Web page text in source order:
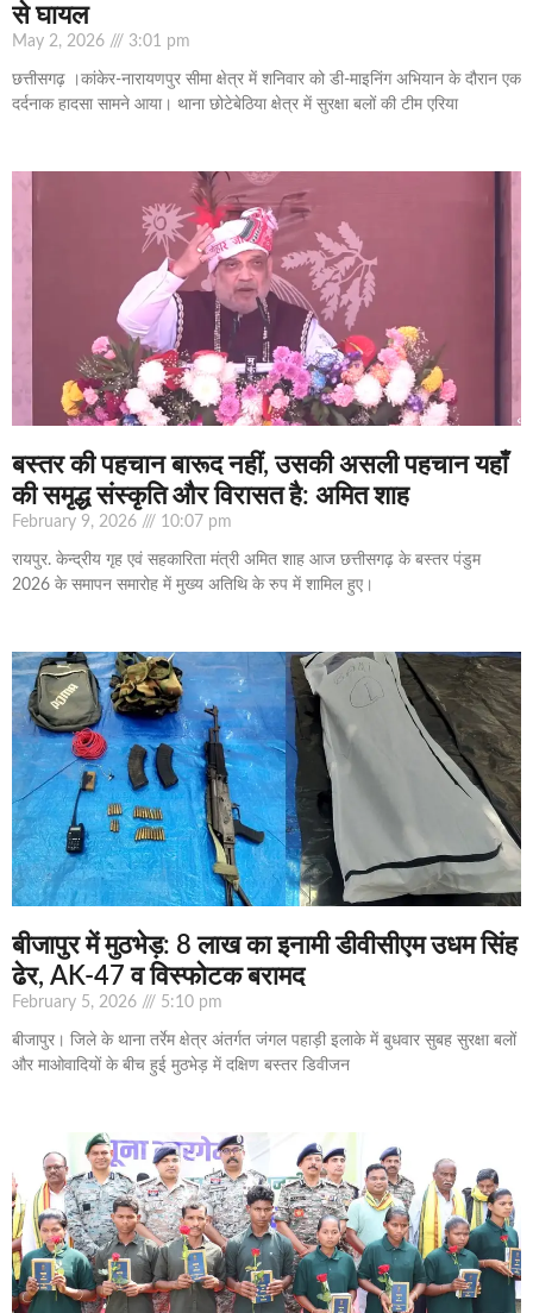
से घायल
May 2, 2026 3:01 pm
छत्तीसगढ़ ।कांकेर-नारायणपुर सीमा क्षेत्र में शनिवार को डी-माइनिंग अभियान के दौरान एक
दर्दनाक हादसा सामने आया। थाना छोटेबेठिया क्षेत्र में सुरक्षा बलों की टीम एरिया
बस्तर की पहचान बारूद नहीं, उसकी असली पहचान यहाँ
की समृद्ध संस्कृति और विरासत है: अमित शाह
February 9, 2026 10:07 pm
रायपुर. केन्द्रीय गृह एवं सहकारिता मंत्री अमित शाह आज छत्तीसगढ़ के बस्तर पंडुम
2026 के समापन समारोह में मुख्य अतिथि के रुप में शामिल हुए।
बीजापुर में मुठभेड़: 8 लाख का इनामी डीवीसीएम उधम सिंह
ढेर, AK-47 व विस्फोटक बरामद
February 5, 2026 5:10 pm
बीजापुर। जिले के थाना तर्रेम क्षेत्र अंतर्गत जंगल पहाड़ी इलाके में बुधवार सुबह सुरक्षा बलों
और माओवादियों के बीच हुई मुठभेड़ में दक्षिण बस्तर डिवीजन